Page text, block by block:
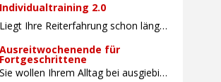
Individualtraining 2.0
Liegt Ihre Reiterfahrung schon länger zurück oder fühlen Sie sich noch nicht richtig fit? Oder sind Sie bereits ein sicherer Reiter und freuen sich auf weiterführenden Unterricht? Training für Reiter:innen mit unterschiedlicher Reiterfahrung, auf die Wünsche und Kenntnisse des Einzelnen abgestimmt. Ein abwechslungsreiches Programm mit individuellem Reitunterricht mit unterschiedlichen Schwerpunkten und für Fortgeschrittene auch mit […]
Ausreitwochenende für
Fortgeschrittene
Sie wollen Ihrem Alltag bei ausgiebigen Ritten durch unser wunderschönes Gelände entfliehen? Dann ist das Ausreitwochenende genau das Richtige. Geübte und sichere Reiter und Reiterinnen genießen die herrliche Natur unter erfahrener Rittführung. Teilnahme mit Leih- oder eigenem Pferd möglich. Mindestteilnehmerzahl: 5 Personen